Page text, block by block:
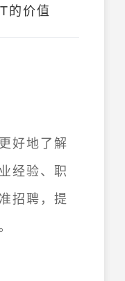
的价值
好地了解
经验、职
招聘，提